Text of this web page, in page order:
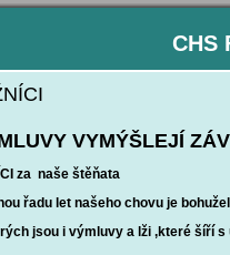
CHS
VYMÝŠLEJÍ
za naše štěňata
řadu let našeho chovu je
jsou i výmluvy a lži ,které šíří